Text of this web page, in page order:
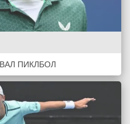
ПИКЛБОЛ